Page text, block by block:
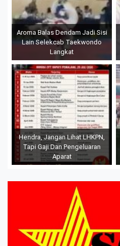
Aroma Balas Dendam Jadi Sisi
Lain Selekcab Taekwondo
Langkat
Hendra, Jangan Lihat LHKPN,
Tapi Gaji Dan Pengeluaran
Aparat